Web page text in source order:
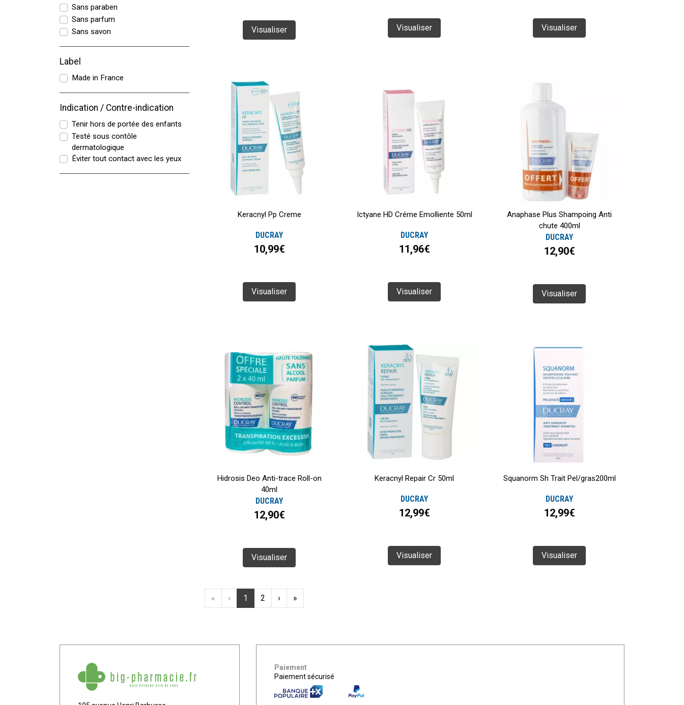
Sans paraben
Sans parfum
Sans savon
Label
Made in France
Indication / Contre-indication
Tenir hors de portée des enfants
Testé sous contôle
dermatologique
Éviter tout contact avec les yeux
Visualiser Visualiser Visualiser
Keracnyl Pp Creme
DUCRAY
10,99€
Visualiser
Ictyane HD Créme Emolliente 50ml
DUCRAY
11,96€
Visualiser
Anaphase Plus Shampoing Anti
chute 400ml
DUCRAY
12,90€
Visualiser
Hidrosis Deo Anti-trace Roll-on
40ml
DUCRAY
12,90€
Visualiser
Keracnyl Repair Cr 50ml
DUCRAY
12,99€
Visualiser
Squanorm Sh Trait Pel/gras200ml
DUCRAY
12,99€
Visualiser
« ‹ 1 2 › »
Paiement
Paiement sécurisé